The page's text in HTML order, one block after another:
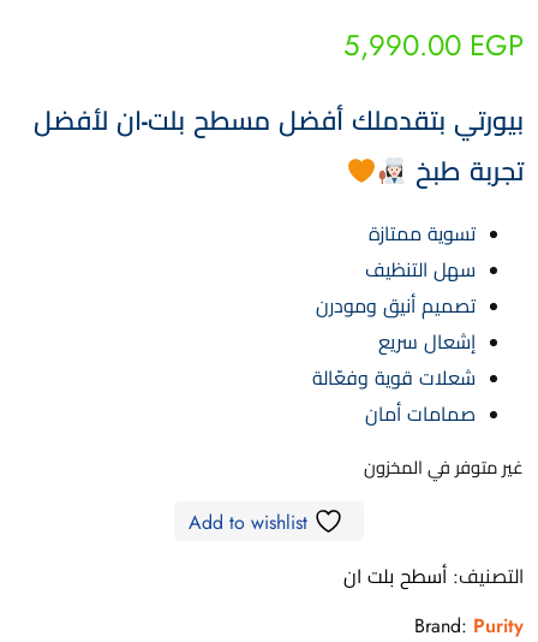
5,990.00 EGP
بيورتي بتقدملك أفضل مسطح بلت-ان لأفضل
تجربة طبخ
تسوية ممتازة
سهل التنظيف
تصميم أنيق ومودرن
إشعال سريع
شعلات قوية وفعّالة
صمامات أمان
غير متوفر في المخزون
Add to wishlist
التصنيف: أسطح بلت ان
Brand: Purity
تقدر تبعت استفساراتك هنا وهرد عليك فوراً.
محتاج فني تركيب ◀